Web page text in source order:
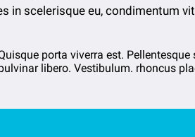
in scelerisque eu, condimentum
porta viverra est.
libero. Vestibulum. rhoncus